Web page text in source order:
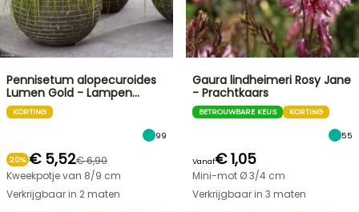
Pennisetum alopecuroides
Lumen Gold - Lampen…
KORTING
99
20% € 5,52€ 6,90
Kweekpotje van 8/9 cm
Verkrijgbaar in 2 maten
Gaura lindheimeri Rosy Jane
- Prachtkaars
BETROUWBARE KEUS KORTING
55
Vanaf€ 1,05
Mini-mot Ø 3/4 cm
Verkrijgbaar in 3 maten